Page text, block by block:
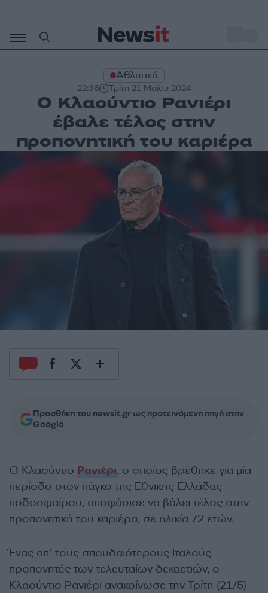
περιεχόμενο
Αθλητικά
22:36 Τρίτη 21 Μαΐου 2024
Ο Κλαούντιο Ρανιέρι
έβαλε τέλος στην
προπονητική του καριέρα
Προσθήκη του newsit.gr ως προτεινόμενη πηγή στην
Google
Ο Κλαούντιο Ρανιέρι, ο οποίος βρέθηκε για μία
περίοδο στον πάγκο της Εθνικής Ελλάδας
ποδοσφαίρου, αποφάσισε να βάλει τέλος στην
προπονητική του καριέρα, σε ηλικία 72 ετών.
Ένας απ’ τους σπουδαιότερους Ιταλούς
προπονητές των τελευταίων δεκαετιών, ο
Κλαούντιο Ρανιέρι ανακοίνωσε την Τρίτη (21/5)